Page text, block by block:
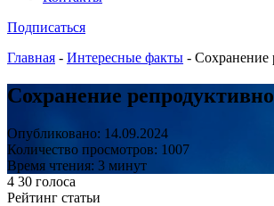
Подписаться
Главная - Интересные факты - Сохранение
Сохранение
Опубликовано: 14.09.2024
Количество просмотров: 1007
Время чтения: 3 минут
4 30 голоса
Рейтинг статьи